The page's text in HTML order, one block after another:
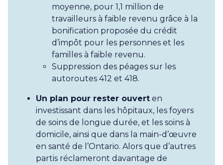
moyenne, pour 1,1 million de
travailleurs à faible revenu grâce à la
bonification proposée du crédit
d’impôt pour les personnes et les
familles à faible revenu.
Suppression des péages sur les
autoroutes 412 et 418.
Un plan pour rester ouvert en
investissant dans les hôpitaux, les foyers
de soins de longue durée, et les soins à
domicile, ainsi que dans la main-d’œuvre
en santé de l’Ontario. Alors que d’autres
partis réclameront davantage de